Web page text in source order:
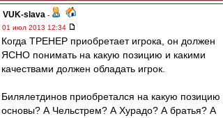
VUK-slava -
01 июл 2013 12:34
Когда ТРЕНЕР приобретает игрока, он должен
ЯСНО понимать на какую позицию и какими
качествами должен обладать игрок.
Билялетдинов приобретался на какую позицию
основы? А Чельстрем? А Хурадо? А братья? А